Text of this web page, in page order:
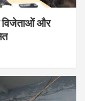
विजेताओं और